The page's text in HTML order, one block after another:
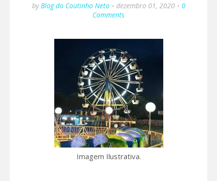
by Blog do Coutinho Neto dezembro 01, 2020
0
Comments
Imagem Ilustrativa.